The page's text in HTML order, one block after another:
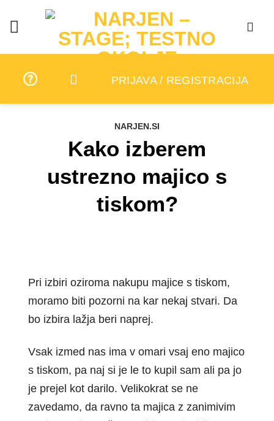
content
PRIJAVA / REGISTRACIJA
NARJEN.SI
Kako izberem
ustrezno majico s
tiskom?
Pri izbiri oziroma nakupu majice s tiskom,
moramo biti pozorni na kar nekaj stvari. Da
bo izbira lažja beri naprej.
Vsak izmed nas ima v omari vsaj eno majico
s tiskom, pa naj si je le to kupil sam ali pa jo
je prejel kot darilo. Velikokrat se ne
zavedamo, da ravno ta majica z zanimivim